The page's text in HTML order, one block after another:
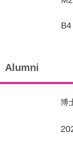
Alumni
博